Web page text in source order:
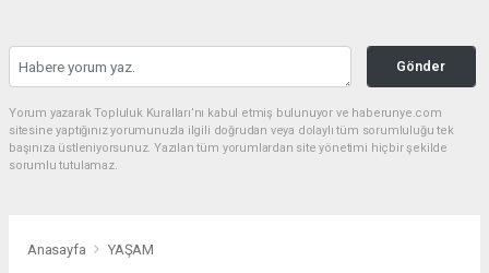
Gönder
Yorum yazarak Topluluk Kuralları’nı kabul etmiş bulunuyor ve haberunye.com
sitesine yaptığınız yorumunuzla ilgili doğrudan veya dolaylı tüm sorumluluğu tek
başınıza üstleniyorsunuz. Yazılan tüm yorumlardan site yönetimi hiçbir şekilde
sorumlu tutulamaz.
Anasayfa YAŞAM